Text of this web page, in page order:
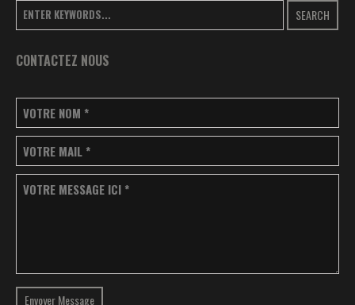
SEARCH
CONTACTEZ NOUS
VOTRE NOM *
VOTRE MAIL *
VOTRE MESSAGE ICI *
Envoyer Message